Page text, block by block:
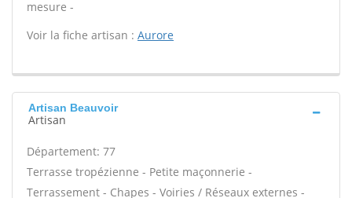
mesure -
Voir la fiche artisan : Aurore
Artisan Beauvoir
Artisan
Département: 77
Terrasse tropézienne - Petite maçonnerie -
Terrassement - Chapes - Voiries / Réseaux externes -